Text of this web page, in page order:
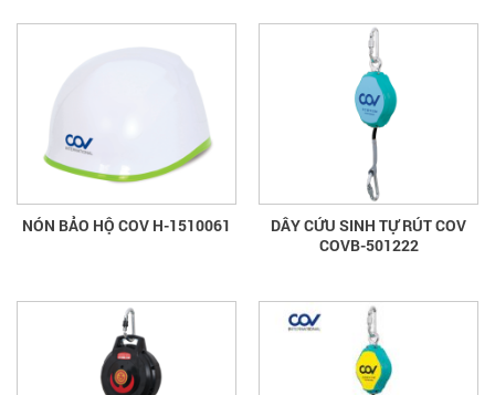
NÓN BẢO HỘ COV H-1510061
DÂY CỨU SINH TỰ RÚT COV
COVB-501222